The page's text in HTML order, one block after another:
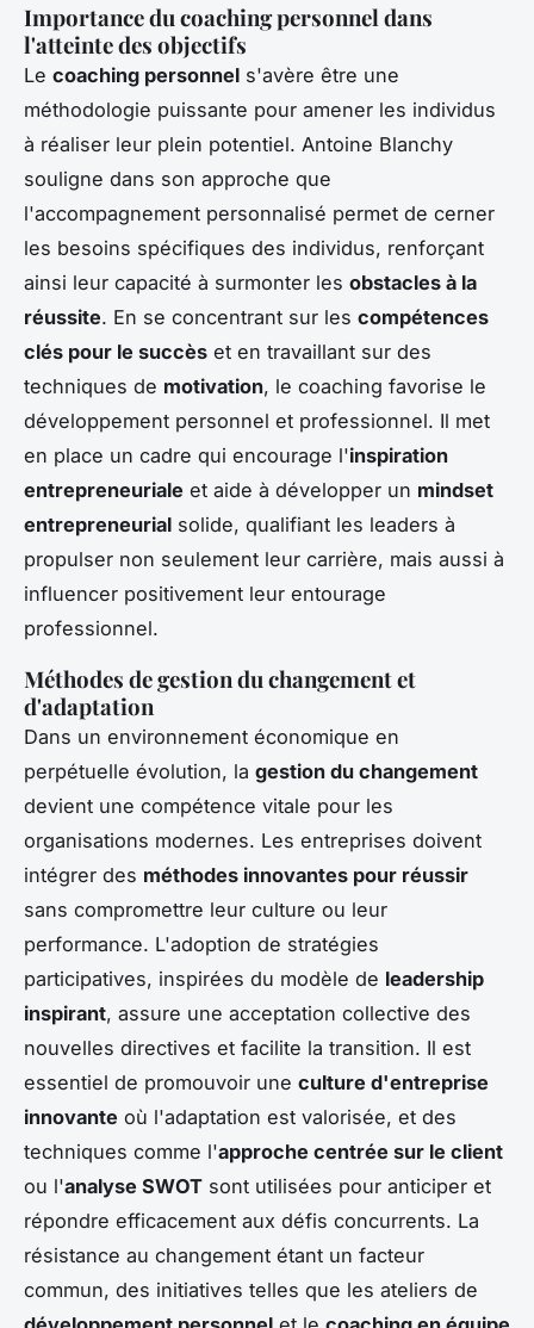
Importance du coaching personnel dans
l'atteinte des objectifs
Le coaching personnel s'avère être une
méthodologie puissante pour amener les individus
à réaliser leur plein potentiel. Antoine Blanchy
souligne dans son approche que
l'accompagnement personnalisé permet de cerner
les besoins spécifiques des individus, renforçant
ainsi leur capacité à surmonter les obstacles à la
réussite. En se concentrant sur les compétences
clés pour le succès et en travaillant sur des
techniques de motivation, le coaching favorise le
développement personnel et professionnel. Il met
en place un cadre qui encourage l'inspiration
entrepreneuriale et aide à développer un mindset
entrepreneurial solide, qualifiant les leaders à
propulser non seulement leur carrière, mais aussi à
influencer positivement leur entourage
professionnel.
Méthodes de gestion du changement et
d'adaptation
Dans un environnement économique en
perpétuelle évolution, la gestion du changement
devient une compétence vitale pour les
organisations modernes. Les entreprises doivent
intégrer des méthodes innovantes pour réussir
sans compromettre leur culture ou leur
performance. L'adoption de stratégies
participatives, inspirées du modèle de leadership
inspirant, assure une acceptation collective des
nouvelles directives et facilite la transition. Il est
essentiel de promouvoir une culture d'entreprise
innovante où l'adaptation est valorisée, et des
techniques comme l'approche centrée sur le client
ou l'analyse SWOT sont utilisées pour anticiper et
répondre efficacement aux défis concurrents. La
résistance au changement étant un facteur
commun, des initiatives telles que les ateliers de